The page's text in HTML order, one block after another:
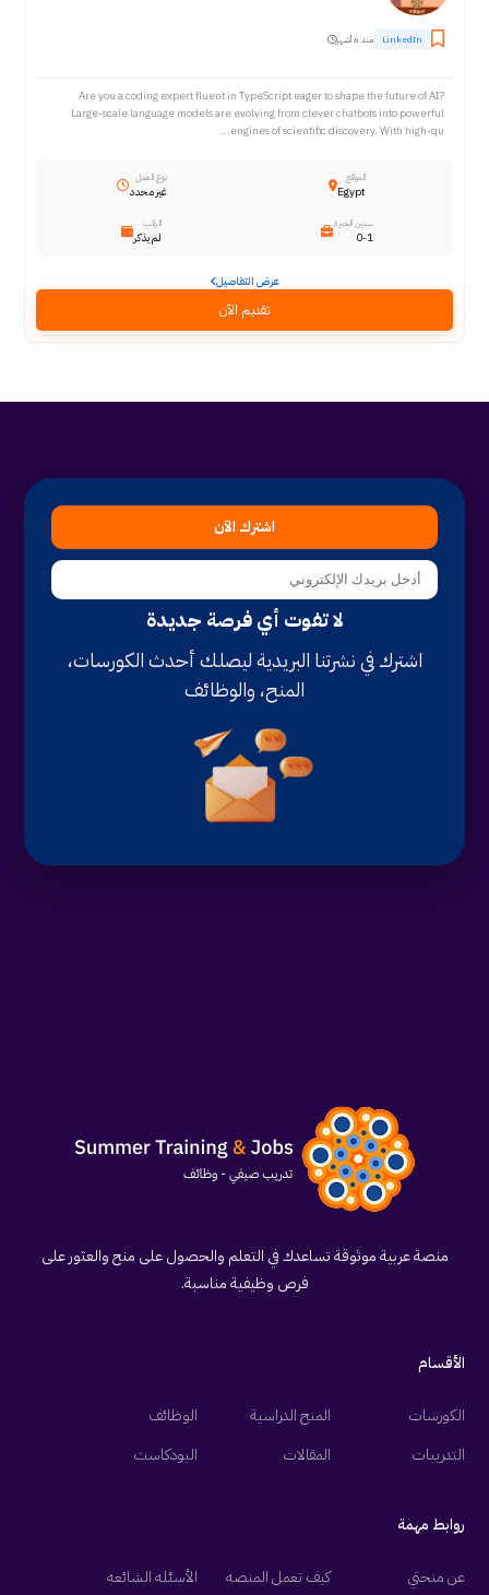
LinkedIn منذ 6 أشهر
Are you a coding expert fluent in TypeScript eager to shape the future of AI?
Large-scale language models are evolving from clever chatbots into powerful
engines of scientific discovery. With high-qu...
الموقع
Egypt
نوع العمل
غير محدد
سنين الخبرة
0-1
الراتب
لم يذكر
عرض التفاصيل
تقديم الآن
اشترك الآن
لا تفوت أي فرصة جديدة
اشترك في نشرتنا البريدية ليصلك أحدث الكورسات،
المنح، والوظائف
منصة عربية موثوقة تساعدك في التعلم والحصول على منح والعثور على
فرص وظيفية مناسبة.
الأقسام
الكورسات المنح الدراسية
الوظائف
التدريبات
المقالات البودكاست
روابط مهمة
عن منحتي كيف تعمل المنصه الأسئله الشائعه